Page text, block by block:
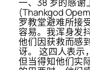
一、38 岁的感谢
(Thankgod
罗教堂避难所接
容易。我浑身发
他们因获救而感
讶。 这四人表示
但当得知他们实